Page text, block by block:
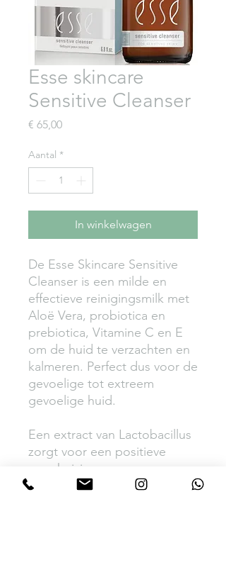
Esse skincare
Sensitive Cleanser
€ 65,00Prijs
Aantal *
In winkelwagen
De Esse Skincare Sensitive
Cleanser is een milde en
effectieve reinigingsmilk met
Aloë Vera, probiotica en
prebiotica, Vitamine C en E
om de huid te verzachten en
kalmeren. Perfect dus voor de
gevoelige tot extreem
gevoelige huid.
Een extract van Lactobacillus
zorgt voor een positieve
verschuiving van
bacteriepopulaties voor een